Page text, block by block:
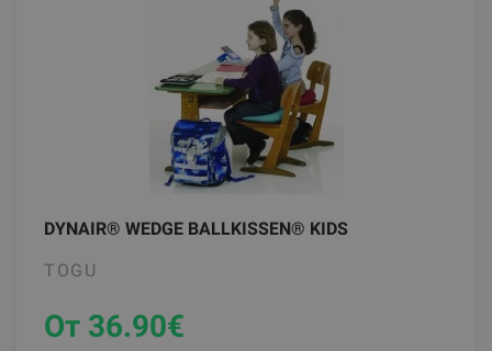
DYNAIR® WEDGE BALLKISSEN® KIDS
TOGU
От 36.90€